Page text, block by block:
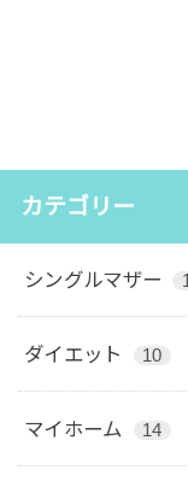
カテゴリー
シングルマザー 1
ダイエット 10
マイホーム 14